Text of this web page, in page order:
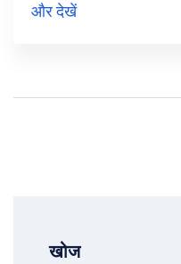
टूर्नामेंट का रिकॉर्ड बना दिया।
और देखें
खोज